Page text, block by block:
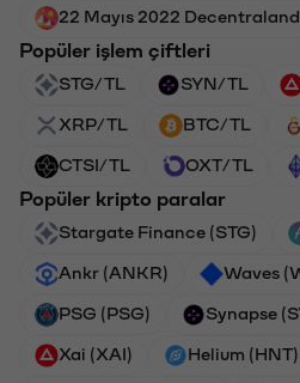
22 Mayıs 2022
Popüler işlem çiftleri
STG/TL SYN/TL
XRP/TL BTC/TL
CTSI/TL OXT/TL
Popüler kripto paralar
Stargate Finance (STG)
Ankr (ANKR) Waves
PSG (PSG) Synapse
Xai (XAI) Helium (HNT)